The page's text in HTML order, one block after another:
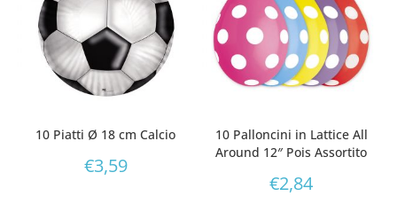
10 Piatti Ø 18 cm Calcio
€3,59
10 Palloncini in Lattice All
Around 12″ Pois Assortito
€2,84